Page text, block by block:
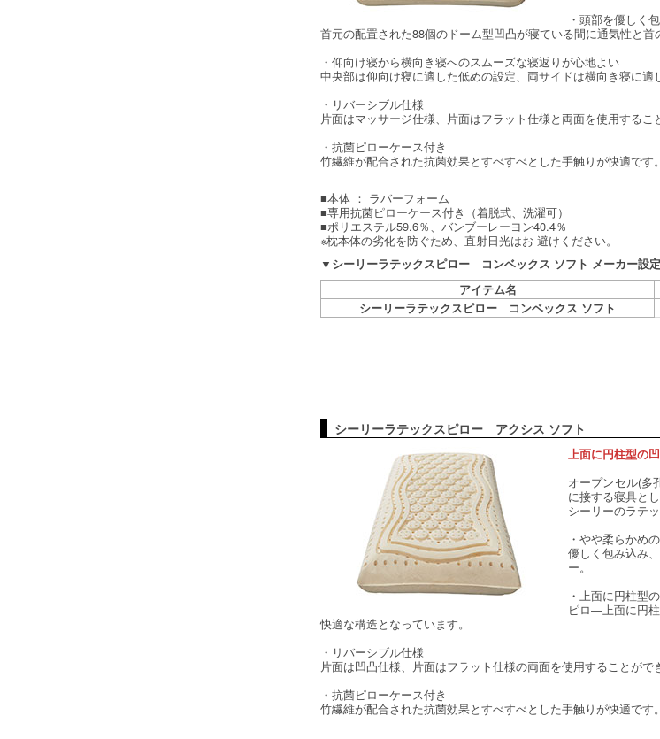
・頭部を優しく
首元の配置された88個のドーム型凹凸が寝ている間に通気性と首
・仰向け寝から横向き寝へのスムーズな寝返りが心地よい
中央部は仰向け寝に適した低めの設定、両サイドは横向き寝に適
・リバーシブル仕様
片面はマッサージ仕様、片面はフラット仕様と両面を使用するこ
・抗菌ピローケース付き
竹繊維が配合された抗菌効果とすべすべとした手触りが快適です。
■本体 ： ラバーフォーム
■専用抗菌ピローケース付き（着脱式、洗濯可）
■ポリエステル59.6％、バンブーレーヨン40.4％
※枕本体の劣化を防ぐため、直射日光はお 避けください。
▼シーリーラテックスピロー コンベックス ソフト メーカー設
アイテム名
シーリーラテックスピロー コンベックス ソフト
シーリーラテックスピロー アクシス ソフト
上面に円柱型の
オープンセル(多
に接する寝具と
シーリーのラテ
・やや柔らかめ
優しく包み込み
ー。
・上面に円柱型
ピロ―上面に円
快適な構造となっています。
・リバーシブル仕様
片面は凹凸仕様、片面はフラット仕様の両面を使用することがで
・抗菌ピローケース付き
竹繊維が配合された抗菌効果とすべすべとした手触りが快適です。